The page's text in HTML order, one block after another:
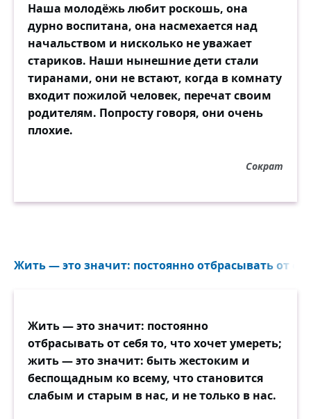
на мосту возле лет безвозвратных,
прижимая к лицу
недопитый стакан лимонада,
и ревёт позади дорогая труба комбината.
Добрый день. Ну и встреча у нас.
До чего ты бесплотна:
рядом новый закат
Добрый день, моя юность. Боже мой, до
в том же светлом раю — с остановки
закрываясь ладонями, новая Ева,
ярко-красный Адам
вдалеке появляется в арках,
невский ветер звенит заунывно в
развешанных арфах...
Наша молодёжь любит роскошь, она
дурно воспитана, она насмехается над
начальством и нисколько не уважает
стариков. Наши нынешние дети стали
тиранами, они не встают, когда в комнату
входит пожилой человек, перечат своим
родителям. Попросту говоря, они очень
плохие.
Сократ
Жить — это значит: постоянно отбрасывать от
Жить — это значит: постоянно
отбрасывать от себя то, что хочет умереть;
жить — это значит: быть жестоким и
беспощадным ко всему, что становится
слабым и старым в нас, и не только в нас.